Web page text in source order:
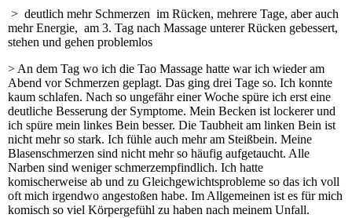
> deutlich mehr Schmerzen im Rücken, mehrere Tage, aber auch
mehr Energie, am 3. Tag nach Massage unterer Rücken gebessert,
stehen und gehen problemlos
> An dem Tag wo ich die Tao Massage hatte war ich wieder am
Abend vor Schmerzen geplagt. Das ging drei Tage so. Ich konnte
kaum schlafen. Nach so ungefähr einer Woche spüre ich erst eine
deutliche Besserung der Symptome. Mein Becken ist lockerer und
ich spüre mein linkes Bein besser. Die Taubheit am linken Bein ist
nicht mehr so stark. Ich fühle auch mehr am Steißbein. Meine
Blasenschmerzen sind nicht mehr so häufig aufgetaucht. Alle
Narben sind weniger schmerzempfindlich. Ich hatte
komischerweise ab und zu Gleichgewichtsprobleme so das ich voll
oft mich irgendwo angestoßen habe. Im Allgemeinen ist es für mich
komisch so viel Körpergefühl zu haben nach meinem Unfall.